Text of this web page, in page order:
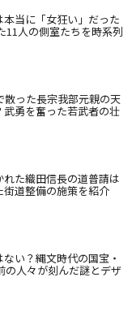
本当に「女狂い」だった
11人の側室たちを時系列
散った長宗我部元親の天
勇を奮った若武者の壮
れた織田信長の道普請は
道整備の施策を紹介
い？縄文時代の国宝・
の人々が刻んだ謎とデザ